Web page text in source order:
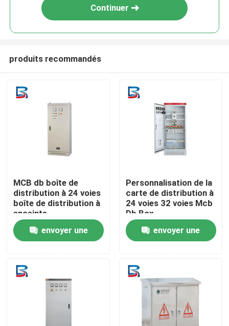
Maison
Au sujet de nous
Continuer
produits recommandés
MCB db boîte de
distribution à 24 voies
boîte de distribution à
enceinte
envoyer une
Personnalisation de la
carte de distribution à
24 voies 32 voies Mcb
Db Box
envoyer une